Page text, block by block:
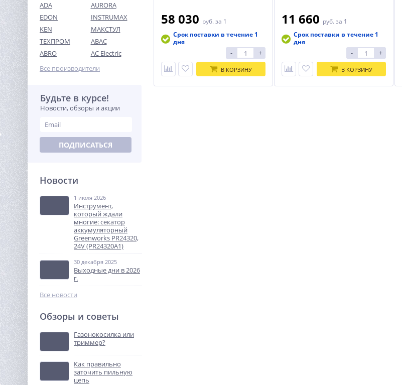
Дрель-шуруповерт
аккумуляторная Ресанта
ДА-50Л2-18А
5 590
Пистолет для герметиков
мл, 1400–2900Н,1-10 мм/с, c
1хАКБ 2Ач и ЗУ
14 990руб.
%
Триммер аккумуляторный
без АКБ и ЗУ
10 990
%
ADA
AURORA
EDON
INSTRUMAX
KEN
МАКСТУЛ
ТЕХПРОМ
ABAC
ABRO
AC Electric
Все производители
Будьте в курсе!
Новости, обзоры и акции
ПОДПИСАТЬСЯ
Новости
1 июля 2026
Инструмент,
который ждали
многие: секатор
аккумуляторный
Greenworks PR24320,
24V (PR24320A1)
30 декабря 2025
Выходные дни в 2026
г.
Все новости
Обзоры и советы
Газонокосилка или
триммер?
Как правильно
заточить пильную
цепь
58 030 руб. за 1
Срок поставки в течение 1
дня
- +
В КОРЗИНУ
11 660 руб. за 1
Срок поставки в течение 1
дня
- +
В КОРЗИНУ